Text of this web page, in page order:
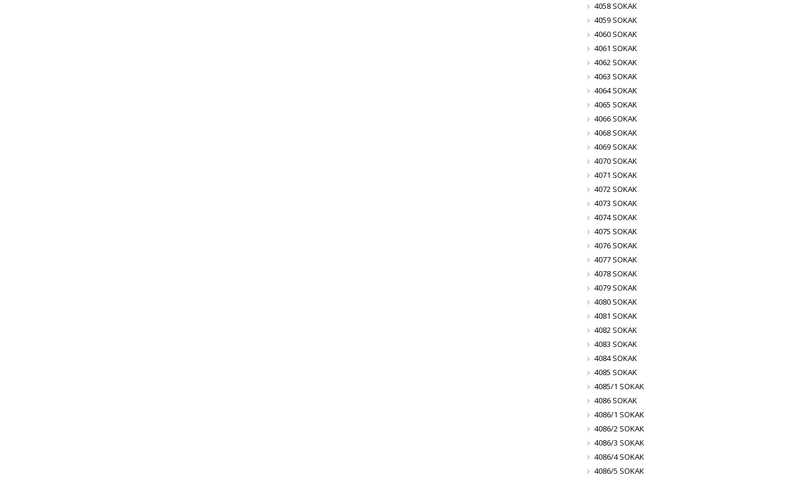
4058 SOKAK
4059 SOKAK
4060 SOKAK
4061 SOKAK
4062 SOKAK
4063 SOKAK
4064 SOKAK
4065 SOKAK
4066 SOKAK
4068 SOKAK
4069 SOKAK
4070 SOKAK
4071 SOKAK
4072 SOKAK
4073 SOKAK
4074 SOKAK
4075 SOKAK
4076 SOKAK
4077 SOKAK
4078 SOKAK
4079 SOKAK
4080 SOKAK
4081 SOKAK
4082 SOKAK
4083 SOKAK
4084 SOKAK
4085 SOKAK
4085/1 SOKAK
4086 SOKAK
4086/1 SOKAK
4086/2 SOKAK
4086/3 SOKAK
4086/4 SOKAK
4086/5 SOKAK